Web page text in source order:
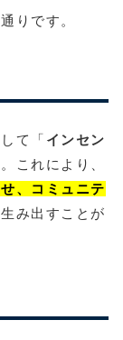
りです。
て「 インセン
これにより、
、コミュニテ
生み出すことが